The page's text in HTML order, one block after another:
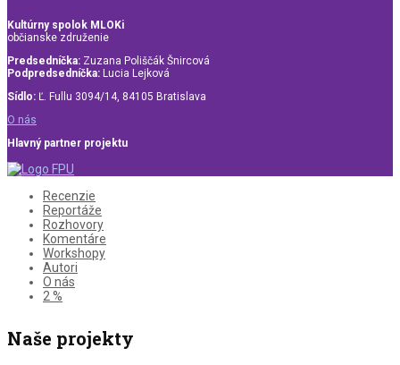
Kultúrny spolok MLOKi
občianske združenie
Predsedníčka: Zuzana Poliščák Šnircová
Podpredsedníčka: Lucia Lejková
Sídlo: Ľ. Fullu 3094/14, 84105 Bratislava
O nás
Hlavný partner projektu
Recenzie
Reportáže
Rozhovory
Komentáre
Workshopy
Autori
O nás
2 %
Naše projekty